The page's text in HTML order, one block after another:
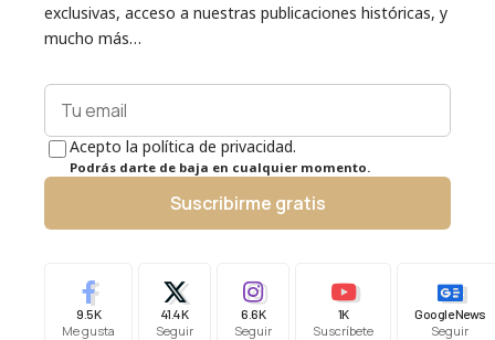
exclusivas, acceso a nuestras publicaciones históricas, y
mucho más…
Acepto la política de privacidad.
Podrás darte de baja en cualquier momento.
Suscribirme gratis
9.5K
Me gusta
41.4K
Seguir
6.6K
Seguir
1K
Suscríbete
Google News
Seguir